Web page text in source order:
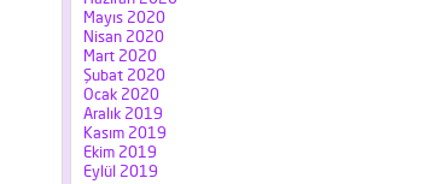
Mayıs 2020
Nisan 2020
Mart 2020
Şubat 2020
Ocak 2020
Aralık 2019
Kasım 2019
Ekim 2019
Eylül 2019